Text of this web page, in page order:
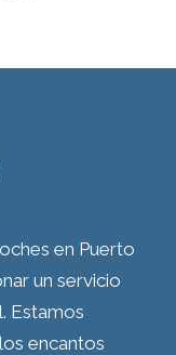
en Puerto
un servicio
Estamos
encantos